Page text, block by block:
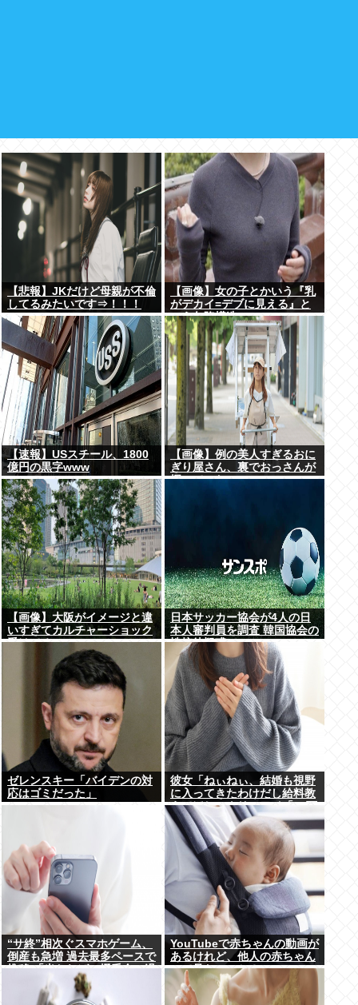
【悲報】JKだけど母親が不倫
してるみたいです⇒！！！
【画像】女の子とかいう『乳
がデカイ=デブに見える』と
いう欠陥構造www
【速報】USスチール、1800
億円の黒字www
【画像】例の美人すぎるおに
ぎり屋さん、裏でおっさんが
握っていたwww
【画像】大阪がイメージと違
いすぎてカルチャーショック
受けてる
日本サッカー協会が4人の日
本人審判員を調査 韓国協会の
性接待疑惑で
ゼレンスキー「バイデンの対
応はゴミだった」
彼女「ねぃねぃ、結婚も視野
に入ってきたわけだし給料教
えてほしいナリ」ワイ「16万
だよ」⇒結果！
“サ終”相次ぐスマホゲーム、
倒産も急増 過去最多ペースで
推移 「当たれば一攫千金」過
去の時代に
YouTubeで赤ちゃんの動画が
あるけれど、他人の赤ちゃん
って見たいのか？